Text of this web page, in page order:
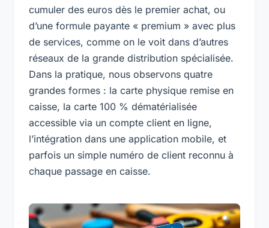
cumuler des euros dès le premier achat, ou
d’une formule payante « premium » avec plus
de services, comme on le voit dans d’autres
réseaux de la grande distribution spécialisée.
Dans la pratique, nous observons quatre
grandes formes : la carte physique remise en
caisse, la carte 100 % dématérialisée
accessible via un compte client en ligne,
l’intégration dans une application mobile, et
parfois un simple numéro de client reconnu à
chaque passage en caisse.